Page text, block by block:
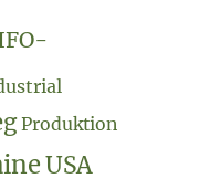
Produktion
USA